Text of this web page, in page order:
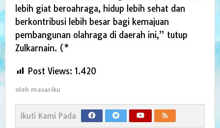
lebih giat beroahraga, hidup lebih sehat dan
berkontribusi lebih besar bagi kemajuan
pembangunan olahraga di daerah ini,” tutup
Zulkarnain. (*
Post Views: 1.420
oleh masariku
Ikuti Kami Pada